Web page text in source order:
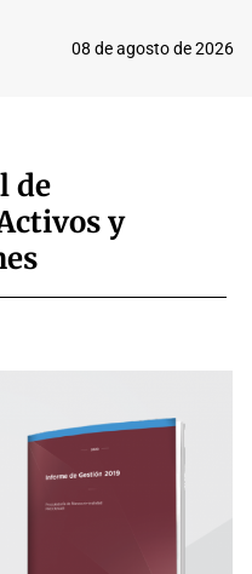
08 de agosto de 2026
de
y